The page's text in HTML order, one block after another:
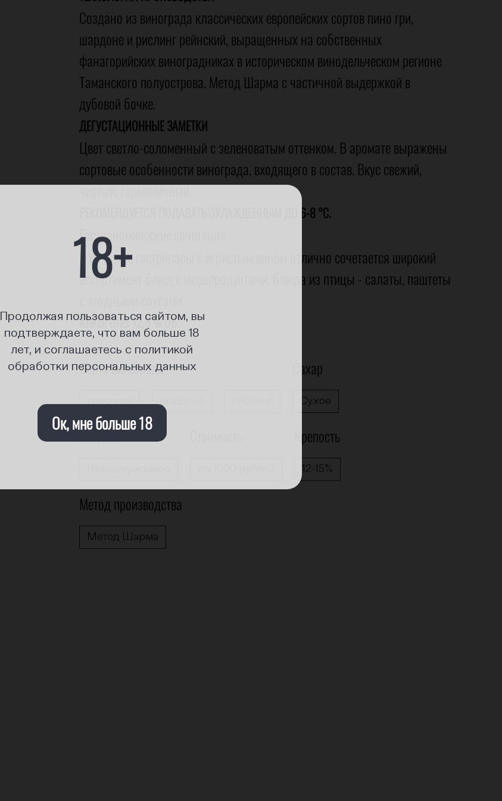
18+
Продолжая пользоваться сайтом, вы
подтверждаете, что вам больше 18
лет, и соглашаетесь с политикой
обработки персональных данных
Ок, мне больше 18
Создано из винограда классических европейских сортов пино гри,
шардоне и рислинг рейнский, выращенных на собственных
фанагорийских виноградниках в историческом винодельческом регионе
Таманского полуострова. Метод Шарма с частичной выдержкой в
дубовой бочке.
ДЕГУСТАЦИОННЫЕ ЗАМЕТКИ
Цвет светло-соломенный с зеленоватым оттенком. В аромате выражены
сортовые особенности винограда, входящего в состав. Вкус свежий,
чистый, гармоничный.
РЕКОМЕНДУЕТСЯ ПОДАВАТЬ ОХЛАЖДЕННЫМ ДО 6-8 °С.
Гастрономические
В качестве гастропары с игристым вином отлично сочетается широкий
ассортимент блюд с морепродуктами, блюда из птицы - салаты, паштеты
АЛКОГОЛЬ: 12,5 % ОБ.
Сорта винограда Сахар
Сухое
Возраст Крепость
12-15%
Метод производства
Метод Шарма